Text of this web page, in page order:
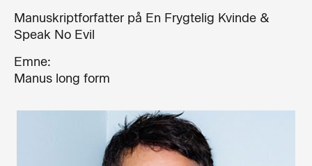
Manuskriptforfatter på En Frygtelig Kvinde &
Speak No Evil
Emne:
Manus long form